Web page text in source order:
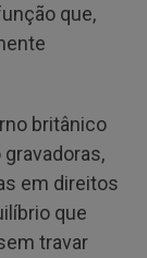
que,
britânico
em direitos
que
travar